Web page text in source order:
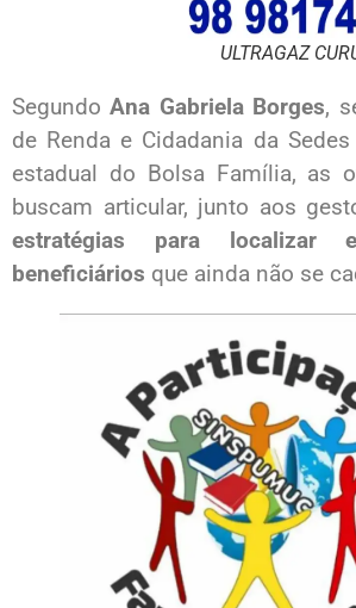
ULTRAGAZ
SegundoAna Gabriela Borges,
de Renda e Cidadania da
estadual do Bolsa Família, as
buscam articular, junto aos
estratégias para localizar
beneficiários que ainda não se